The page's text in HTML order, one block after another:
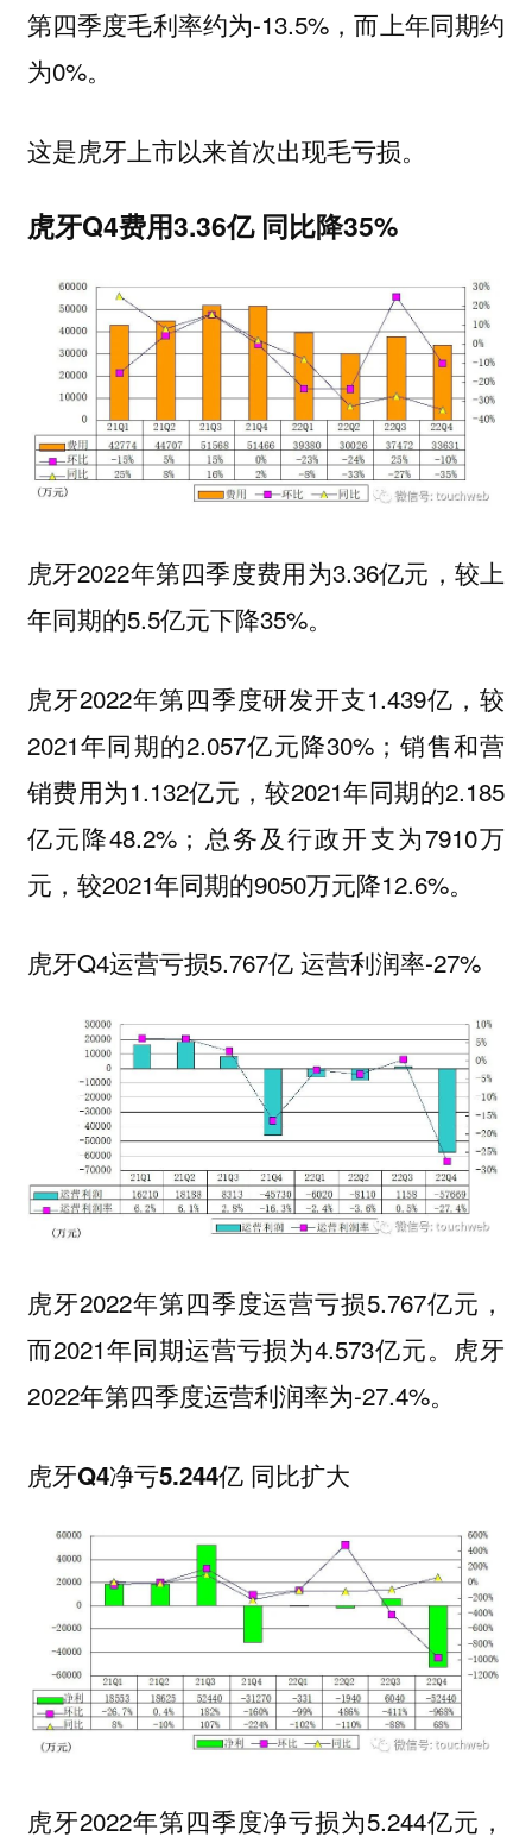
第四季度毛利率约为-13.5%，而上年同期约
为0%。
这是虎牙上市以来首次出现毛亏损。
虎牙Q4费用3.36亿 同比降35%
虎牙2022年第四季度费用为3.36亿元，较上
年同期的5.5亿元下降35%。
虎牙2022年第四季度研发开支1.439亿，较
2021年同期的2.057亿元降30%；销售和营
销费用为1.132亿元，较2021年同期的2.185
亿元降48.2%；总务及行政开支为7910万
元，较2021年同期的9050万元降12.6%。
虎牙Q4运营亏损5.767亿 运营利润率-27%
虎牙2022年第四季度运营亏损5.767亿元，
而2021年同期运营亏损为4.573亿元。虎牙
2022年第四季度运营利润率为-27.4%。
虎牙Q4净亏5.244亿 同比扩大
虎牙2022年第四季度净亏损为5.244亿元，